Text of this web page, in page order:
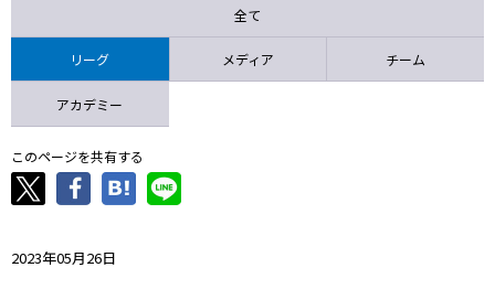
全て
リーグ メディア チーム
アカデミー
このページを共有する
2023年05月26日